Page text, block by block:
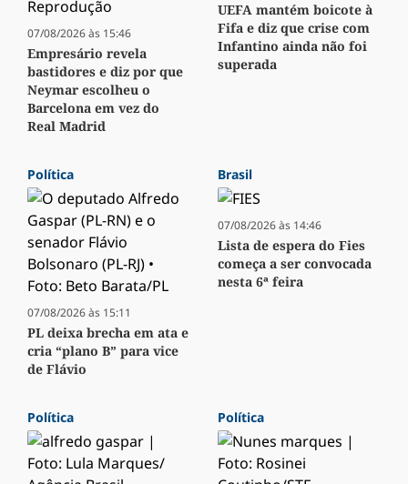
07/08/2026 às 15:46
Empresário revela
bastidores e diz por que
Neymar escolheu o
Barcelona em vez do
Real Madrid
UEFA mantém boicote à
Fifa e diz que crise com
Infantino ainda não foi
superada
Política
07/08/2026 às 15:11
PL deixa brecha em ata e
cria “plano B” para vice
de Flávio
Brasil
07/08/2026 às 14:46
Lista de espera do Fies
começa a ser convocada
nesta 6ª feira
Política Política